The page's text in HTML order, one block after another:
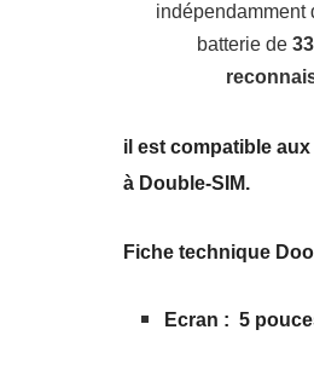
indépendamment
batterie de
il est compatible aux
à Double-SIM.
Fiche technique
Ecran : 5